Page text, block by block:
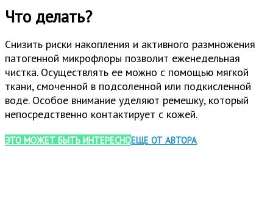
Что делать?
Снизить риски накопления и активного размножения
патогенной микрофлоры позволит еженедельная
чистка. Осуществлять ее можно с помощью мягкой
ткани, смоченной в подсоленной или подкисленной
воде. Особое внимание уделяют ремешку, который
непосредственно контактирует с кожей.
ЭТО МОЖЕТ БЫТЬ ИНТЕРЕСНОЕЩЕ ОТ АВТОРА